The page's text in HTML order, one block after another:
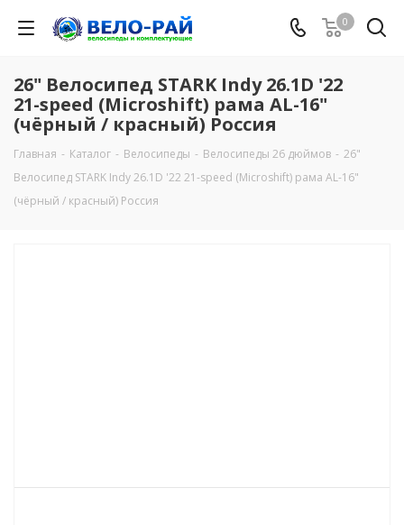
0
26" Велосипед STARK Indy 26.1D '22
21-speed (Microshift) рама AL-16"
(чёрный / красный) Россия
Главная - Каталог - Велосипеды - Велосипеды 26 дюймов - 26"
Велосипед STARK Indy 26.1D '22 21-speed (Microshift) рама AL-16"
(чёрный / красный) Россия